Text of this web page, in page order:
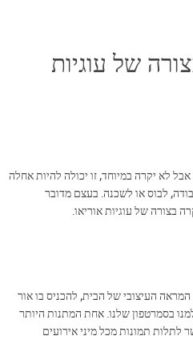
של עוגיות
לא יקרה במיוחד, זו יכולה להיות אחלה
לבוס או לשכנה. בעצם מדובר
בצורה של עוגיות אוריאו.
העיצובי של הבית, להכניס בו אור
בסמרטפון שלנו. אחת המתנות היותר
לתלות תמונות מכל מיני אירועים